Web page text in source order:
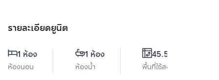
รายละเอียดยูนิต
1 ห้อง
ห้องนอน
1 ห้อง
ห้องน้ำ
45.59 ตร.ม.
พื้นที่ใช้สอย